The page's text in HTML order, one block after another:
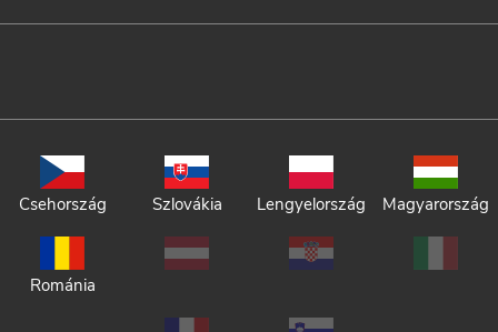
Csehország Szlovákia Lengyelország Magyarország
Románia